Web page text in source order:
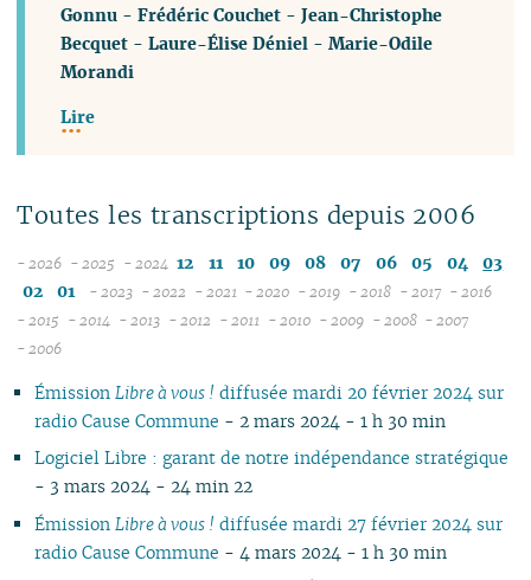
Gonnu -Frédéric Couchet -Jean-Christophe
Becquet -Laure-Élise Déniel -Marie-Odile
Morandi
Lire
Toutes les transcriptions depuis 2006
- 2026
08
04
03
02
01
- 2025
08
07
06
05
03
02
- 2024 12 11 10 09 08 07 06 05 04
03
02
01 - 2023
09
08
07
06
04
03
- 2022
09
08
07
06
05
04
03
- 2021
09
08
07
06
04
03
- 2020
09
08
07
04
03
- 2019
09
08
07
04
03
- 2018
12
09
08
07
04
03
- 2017
09
07
04
- 2016
09
07
04
- 2015
10
09
08
07
05
04
- 2014
10
09
08
07
04
03
- 2013
09
08
04
02
- 2012
09
08
07
06
03
- 2011
10
09
08
05
04
- 2010
10
09
08
05
04
- 2009 - 2008
10
06
01
- 2007
- 2006
Émission Libre à vous ! diffusée mardi 20 février 2024 sur
radio Cause Commune - 2 mars 2024 - 1 h 30 min
Logiciel Libre : garant de notre indépendance stratégique
- 3 mars 2024 - 24 min 22
Émission Libre à vous ! diffusée mardi 27 février 2024 sur
radio Cause Commune - 4 mars 2024 - 1 h 30 min